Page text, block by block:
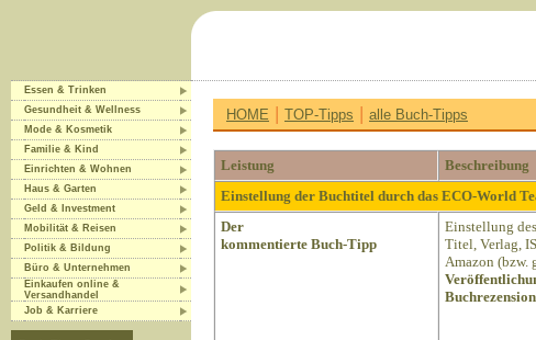
Essen & Trinken
Gesundheit & Wellness
Mode & Kosmetik
Familie & Kind
Einrichten & Wohnen
Haus & Garten
Geld & Investment
Mobilität & Reisen
Politik & Bildung
Büro & Unternehmen
Einkaufen online &
Versandhandel
Job & Karriere
HOME | TOP-Tipps | alle Buch-Tipps
Leistung Beschreibung
Einstellung der Buchtitel durch das ECO-World
Der
kommentierte Buch-Tipp
Einstellung
Titel, Verlag,
Amazon (bzw.